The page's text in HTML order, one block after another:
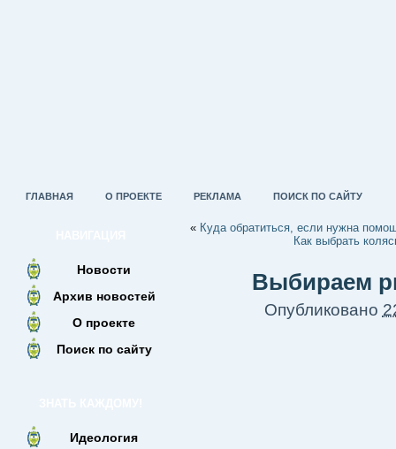
ГЛАВНАЯ О ПРОЕКТЕ РЕКЛАМА ПОИСК ПО САЙТУ
Новости
Архив новостей
О проекте
Поиск по сайту
Идеология
« Куда обратиться, если нужна
Как выбрать
Выбираем
Опубликовано